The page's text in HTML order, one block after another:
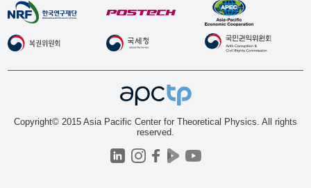
Copyright© 2015 Asia Pacific Center for Theoretical Physics. All rights
reserved.